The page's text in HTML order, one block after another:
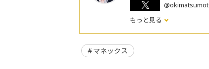
もっと見る
マネックス